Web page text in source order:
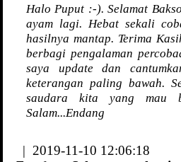
Halo Puput :-). Selamat
ayam lagi. Hebat sekali
hasilnya mantap. Terima
berbagi pengalaman
saya update dan
keterangan paling bawah.
saudara kita yang mau
Salam...Endang
| 2019-11-10 12:06:18